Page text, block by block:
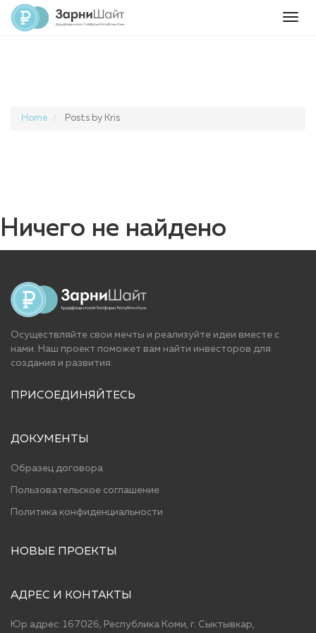
Home Posts by Kris
Ничего не найдено
Осуществляйте свои мечты и реализуйте идеи вместе с
нами. Наш проект поможет вам найти инвесторов для
cоздания и развития.
ПРИСОЕДИНЯЙТЕСЬ
ДОКУМЕНТЫ
Образец договора
Пользовательское соглашение
Политика конфиденциальности
НОВЫЕ ПРОЕКТЫ
АДРЕС И КОНТАКТЫ
Юр.адрес: 167026, Республика Коми, г. Сыктывкар,